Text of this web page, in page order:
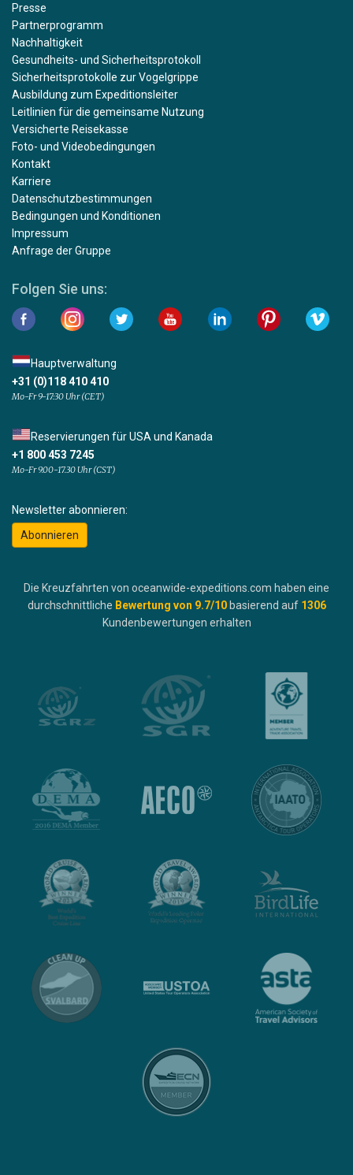
Presse
Partnerprogramm
Nachhaltigkeit
Gesundheits- und Sicherheitsprotokoll
Sicherheitsprotokolle zur Vogelgrippe
Ausbildung zum Expeditionsleiter
Leitlinien für die gemeinsame Nutzung
Versicherte Reisekasse
Foto- und Videobedingungen
Kontakt
Karriere
Datenschutzbestimmungen
Bedingungen und Konditionen
Impressum
Anfrage der Gruppe
Folgen Sie uns:
Hauptverwaltung
+31 (0)118 410 410
Mo-Fr 9-17:30 Uhr (CET)
Reservierungen für USA und Kanada
+1 800 453 7245
Mo-Fr 9.00-17.30 Uhr (CST)
Newsletter abonnieren:
Abonnieren
Die Kreuzfahrten von oceanwide-expeditions.com haben eine
durchschnittliche Bewertung von 9.7/10 basierend auf 1306
Kundenbewertungen erhalten